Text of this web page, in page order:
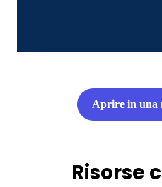
Aprire in una
Risorse